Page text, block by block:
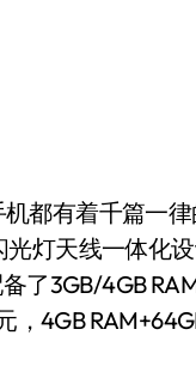
有着千篇一律
灯天线一体化
了3GB/4GB
，4GB